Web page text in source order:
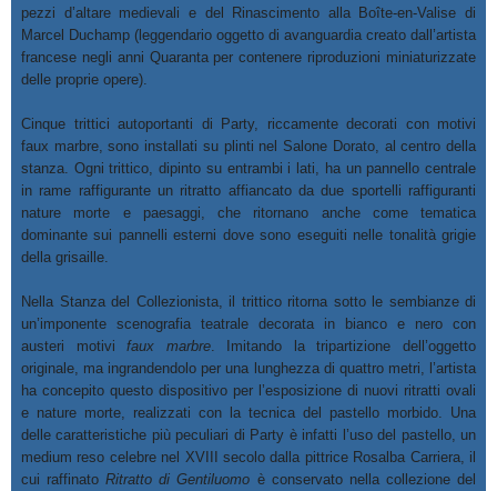
pezzi d’altare medievali e del Rinascimento alla Boîte-en-Valise di
Marcel Duchamp (leggendario oggetto di avanguardia creato dall’artista
francese negli anni Quaranta per contenere riproduzioni miniaturizzate
delle proprie opere).
Cinque trittici autoportanti di Party, riccamente decorati con motivi
faux marbre, sono installati su plinti nel Salone Dorato, al centro della
stanza. Ogni trittico, dipinto su entrambi i lati, ha un pannello centrale
in rame raffigurante un ritratto affiancato da due sportelli raffiguranti
nature morte e paesaggi, che ritornano anche come tematica
dominante sui pannelli esterni dove sono eseguiti nelle tonalità grigie
della grisaille.
Nella Stanza del Collezionista, il trittico ritorna sotto le sembianze di
un’imponente scenografia teatrale decorata in bianco e nero con
austeri motivifaux marbre. Imitando la tripartizione dell’oggetto
originale, ma ingrandendolo per una lunghezza di quattro metri, l’artista
ha concepito questo dispositivo per l’esposizione di nuovi ritratti ovali
e nature morte, realizzati con la tecnica del pastello morbido. Una
delle caratteristiche più peculiari di Party è infatti l’uso del pastello, un
medium reso celebre nel XVIII secolo dalla pittrice Rosalba Carriera, il
cui raffinatoRitratto di Gentiluomo è conservato nella collezione del